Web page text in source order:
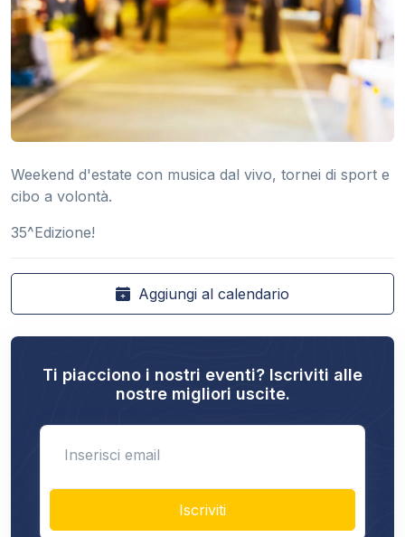
Weekend d'estate con musica dal vivo, tornei di sport e
cibo a volontà.
35^Edizione!
Aggiungi al calendario
Ti piacciono i nostri eventi? Iscriviti alle
nostre migliori uscite.
Iscriviti